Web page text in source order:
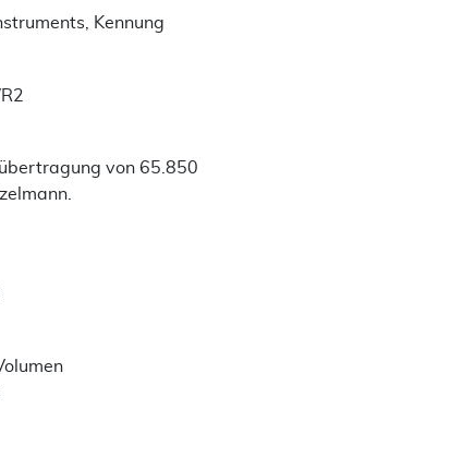
Kennung
von 65.850